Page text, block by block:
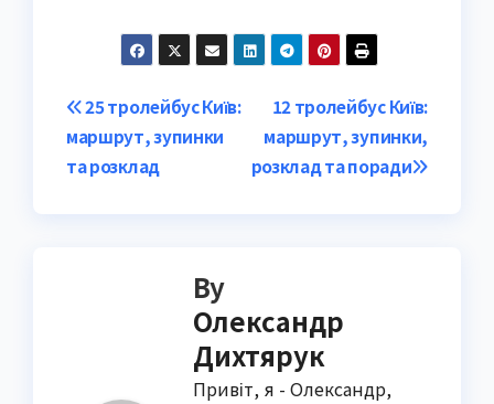
Post
navigation
12 тролейбус Київ:
маршрут, зупинки,
розклад та поради
25 тролейбус Київ:
маршрут, зупинки
та розклад
By
Олександр
Дихтярук
Привіт, я - Олександр,